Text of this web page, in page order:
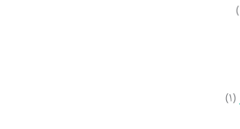
(۱)